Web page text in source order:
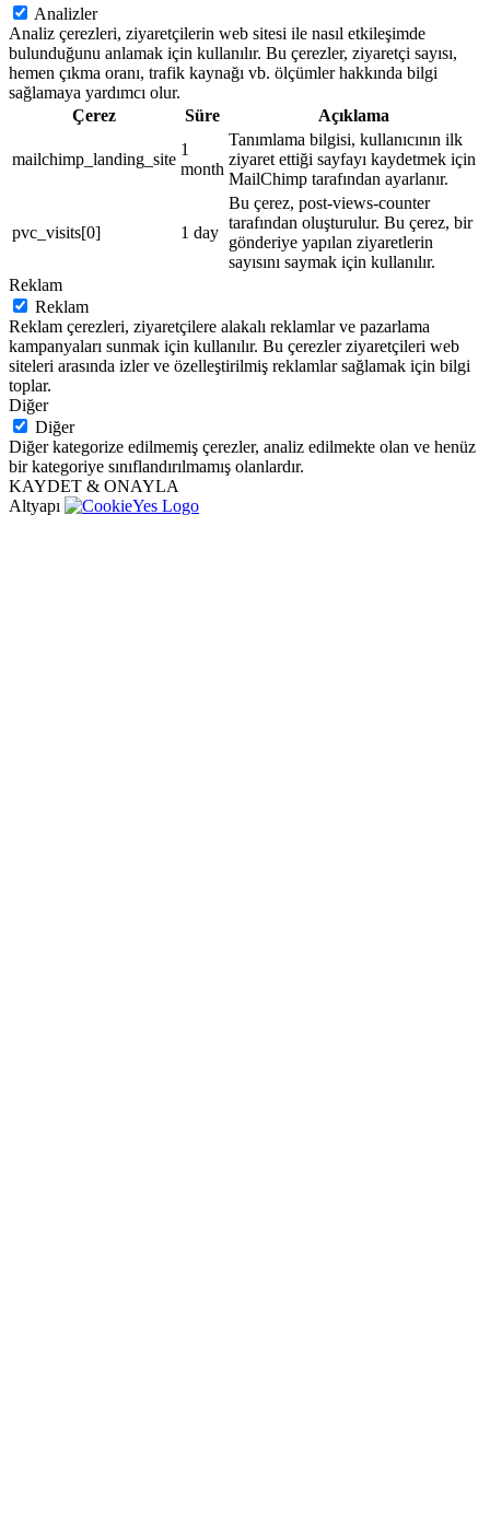
Analizler
Analiz çerezleri, ziyaretçilerin web sitesi ile nasıl etkileşimde
bulunduğunu anlamak için kullanılır. Bu çerezler, ziyaretçi sayısı,
hemen çıkma oranı, trafik kaynağı vb. ölçümler hakkında bilgi
sağlamaya yardımcı olur.
Çerez
Süre Açıklama
mailchimp_landing_site
1
month
Tanımlama bilgisi, kullanıcının ilk
ziyaret ettiği sayfayı kaydetmek için
MailChimp tarafından ayarlanır.
pvc_visits[0] 1 day
Bu çerez, post-views-counter
tarafından oluşturulur. Bu çerez, bir
gönderiye yapılan ziyaretlerin
sayısını saymak için kullanılır.
Reklam
Reklam
Reklam çerezleri, ziyaretçilere alakalı reklamlar ve pazarlama
kampanyaları sunmak için kullanılır. Bu çerezler ziyaretçileri web
siteleri arasında izler ve özelleştirilmiş reklamlar sağlamak için bilgi
toplar.
Diğer
Diğer
Diğer kategorize edilmemiş çerezler, analiz edilmekte olan ve henüz
bir kategoriye sınıflandırılmamış olanlardır.
KAYDET & ONAYLA
Altyapı